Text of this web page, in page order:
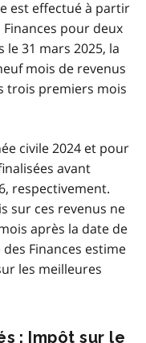
est effectué à partir
pour deux
le 31 mars 2025, la
mois de revenus
trois premiers mois
civile 2024 et pour
avant
respectivement.
sur ces revenus ne
après la date de
Finances estime
les meilleures
: Impôt sur le